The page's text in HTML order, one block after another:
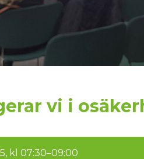
vi i
kl 07:30–09:00